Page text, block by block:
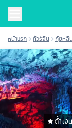
หน้าแรก ทัวร์จีน กุ้ยหลิน
ถ้ำเ